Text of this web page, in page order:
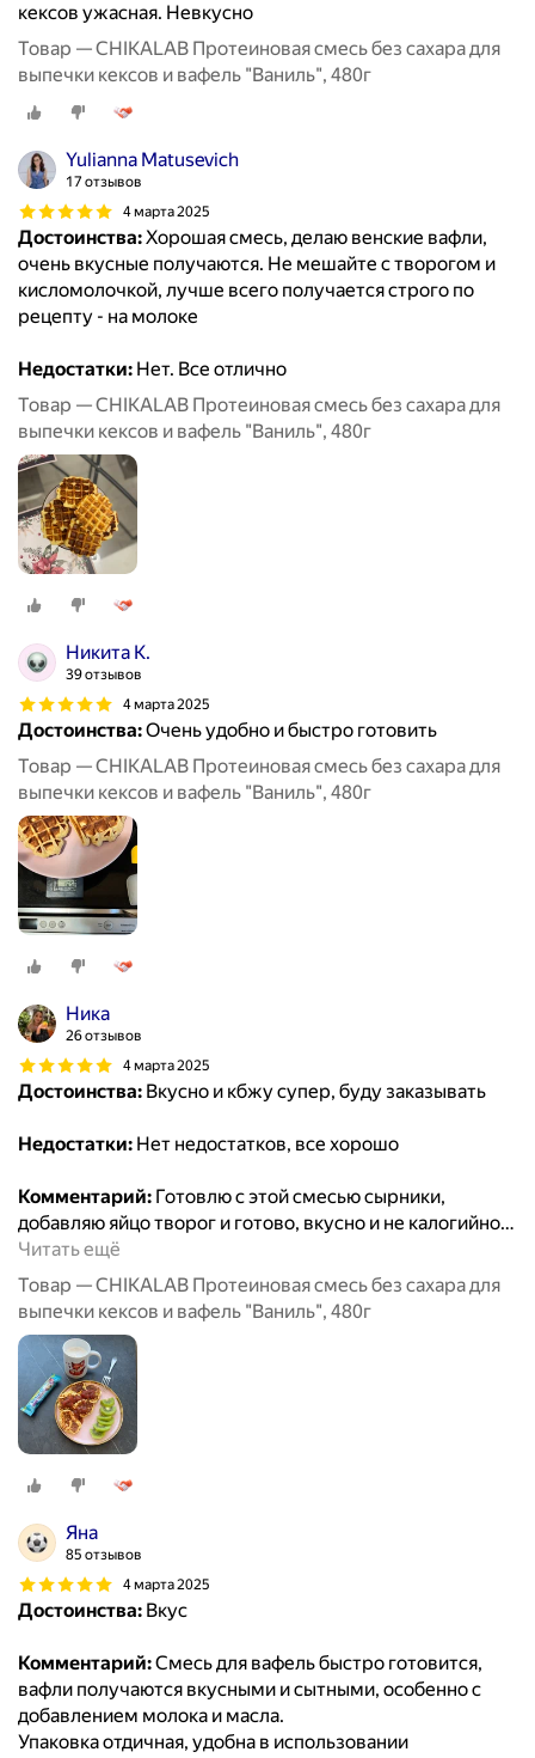
кексов ужасная. Невкусно
Товар — CHIKALAB Протеиновая смесь без сахара для
выпечки кексов и вафель "Ваниль", 480г
Yulianna Matusevich
17 отзывов
4 марта 2025
Достоинства:Хорошая смесь, делаю венские вафли,
очень вкусные получаются. Не мешайте с творогом и
кисломолочкой, лучше всего получается строго по
рецепту - на молоке
Недостатки: Нет. Все отлично
Товар — CHIKALAB Протеиновая смесь без сахара для
выпечки кексов и вафель "Ваниль", 480г
Никита К.
39 отзывов
4 марта 2025
Достоинства:Очень удобно и быстро готовить
Товар — CHIKALAB Протеиновая смесь без сахара для
выпечки кексов и вафель "Ваниль", 480г
Ника
26 отзывов
4 марта 2025
Достоинства: Вкусно и кбжу супер, буду заказывать
Недостатки: Нет недостатков, все хорошо
Комментарий: Готовлю с этой смесью сырники,
добавляю яйцо творог и готово, вкусно и не калогийно…
Читать ещё
Товар — CHIKALAB Протеиновая смесь без сахара для
выпечки кексов и вафель "Ваниль", 480г
Яна
85 отзывов
4 марта 2025
Достоинства: Вкус
Комментарий:Смесь для вафель быстро готовится,
вафли получаются вкусными и сытными, особенно с
добавлением молока и масла.
Упаковка отдичная, удобна в использовании